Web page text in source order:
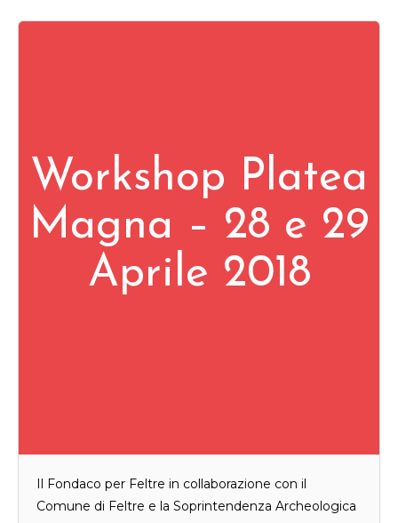
Workshop Platea
Magna – 28 e 29
Aprile 2018
Il Fondaco per Feltre in collaborazione con il
Comune di Feltre e la Soprintendenza Archeologica